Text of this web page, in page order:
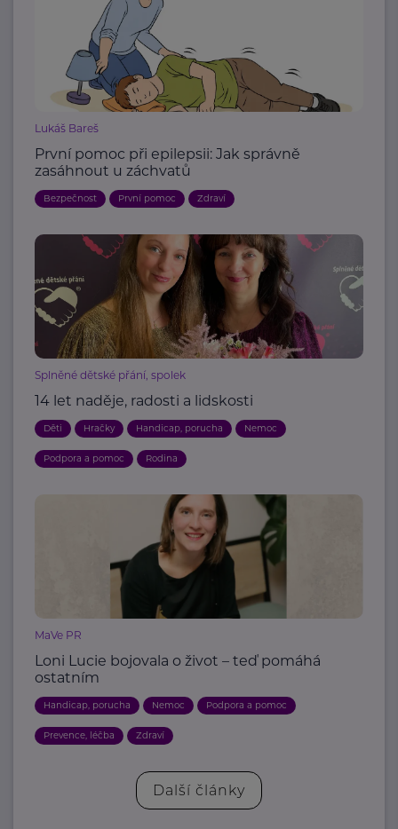
Lukáš Bareš
První pomoc při epilepsii: Jak správně
zasáhnout u záchvatů
Bezpečnost První pomoc Zdraví
Splněné dětské přání, spolek
14 let naděje, radosti a lidskosti
Děti Hračky Handicap, porucha Nemoc
Podpora a pomoc Rodina
MaVe PR
Loni Lucie bojovala o život – teď pomáhá
ostatním
Handicap, porucha Nemoc Podpora a pomoc
Prevence, léčba Zdraví
Další články